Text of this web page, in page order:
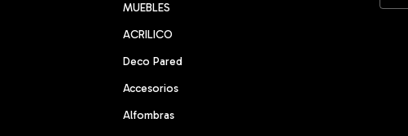
MUEBLES
ACRILICO
Deco Pared
Accesorios
Alfombras